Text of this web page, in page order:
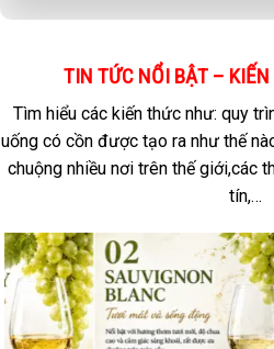
TIN TỨC NỔI BẬT –
Tìm hiểu các kiến thức như: quy
uống có cồn được tạo ra như thế
chuộng nhiều nơi trên thế giới,các
tín,…